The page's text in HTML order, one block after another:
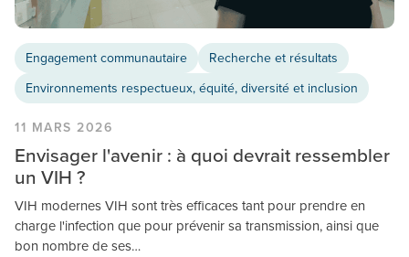
Engagement communautaire
Recherche et résultats
Environnements respectueux, équité, diversité et inclusion
11 MARS 2026
Envisager l'avenir : à quoi devrait ressembler
un VIH ?
VIH modernes VIH sont très efficaces tant pour prendre en
charge l'infection que pour prévenir sa transmission, ainsi que
bon nombre de ses…